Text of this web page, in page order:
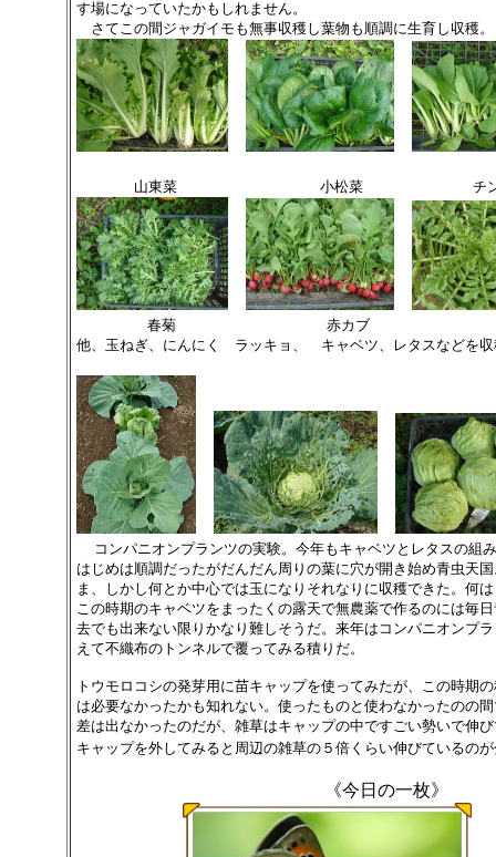
す場になっていたかもしれません。
さてこの間ジャガイモも無事収穫し葉物も順調に生育し収穫。
山東菜 小松菜 チンゲン
春菊 赤カブ ダイ
他、玉ねぎ、にんにく ラッキョ、 キャベツ、レタスなどを収
コンパニオンプランツの実験。今年もキャベツとレタスの組
はじめは順調だったがだんだん周りの葉に穴が開き始め青虫天国
ま、しかし何とか中心では玉になりそれなりに収穫できた。何
この時期のキャベツをまったくの露天で無農薬で作るのには毎
去でも出来ない限りかなり難しそうだ。来年はコンパニオンプ
えて不織布のトンネルで覆ってみる積りだ。
トウモロコシの発芽用に苗キャップを使ってみたが、この時期
は必要なかったかも知れない。使ったものと使わなかったのの
差は出なかったのだが、雑草はキャップの中ですごい勢いで伸
キャップを外してみると周辺の雑草の５倍くらい伸びているの
《今日の一枚》